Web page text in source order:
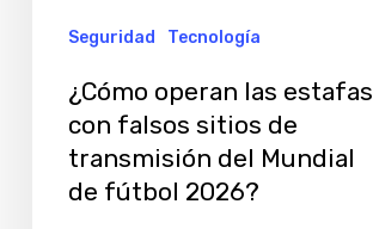
sitios
transmisión
Mundial
Seguridad Tecnología
¿Cómo operan las estafas
con falsos sitios de
transmisión del Mundial
de fútbol 2026?